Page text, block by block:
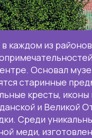
в каждом из
Основал
старинные
кресты, иконы
и Великой
Среди
меди,